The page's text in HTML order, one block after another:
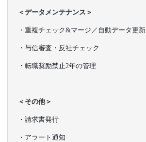
＜データメンテナンス＞
・重複チェック&マージ／自動データ更新
・与信審査・反社チェック
・転職奨励禁止2年の管理
＜その他＞
・請求書発行
・アラート通知